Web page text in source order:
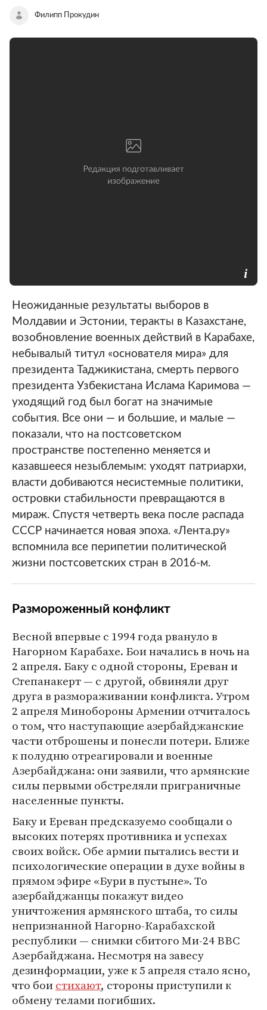
Филипп Прокудин
Неожиданные результаты выборов в
Молдавии и Эстонии, теракты в Казахстане,
возобновление военных действий в Карабахе,
небывалый титул «основателя мира» для
президента Таджикистана, смерть первого
президента Узбекистана Ислама Каримова —
уходящий год был богат на значимые
события. Все они — и большие, и малые —
показали, что на постсоветском
пространстве постепенно меняется и
казавшееся незыблемым: уходят патриархи,
власти добиваются несистемные политики,
островки стабильности превращаются в
мираж. Спустя четверть века после распада
СССР начинается новая эпоха. «Лента.ру»
вспомнила все перипетии политической
жизни постсоветских стран в 2016-м.
Размороженный конфликт
Весной впервые с 1994 года рвануло в
Нагорном Карабахе. Бои начались в ночь на
2 апреля. Баку с одной стороны, Ереван и
Степанакерт — с другой, обвиняли друг
друга в размораживании конфликта. Утром
2 апреля Минобороны Армении отчиталось
о том, что наступающие азербайджанские
части отброшены и понесли потери. Ближе
к полудню отреагировали и военные
Азербайджана: они заявили, что армянские
силы первыми обстреляли приграничные
населенные пункты.
Баку и Ереван предсказуемо сообщали о
высоких потерях противника и успехах
своих войск. Обе армии пытались вести и
психологические операции в духе войны в
прямом эфире «Бури в пустыне». То
азербайджанцы покажут видео
уничтожения армянского штаба, то силы
непризнанной Нагорно-Карабахской
республики — снимки сбитого Ми-24 ВВС
Азербайджана. Несмотря на завесу
дезинформации, уже к 5 апреля стало ясно,
что боистихают, стороны приступили к
обмену телами погибших.